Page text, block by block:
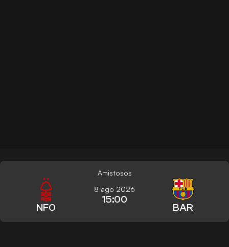
Amistosos
NFO
8 ago 2026
15:00
BAR